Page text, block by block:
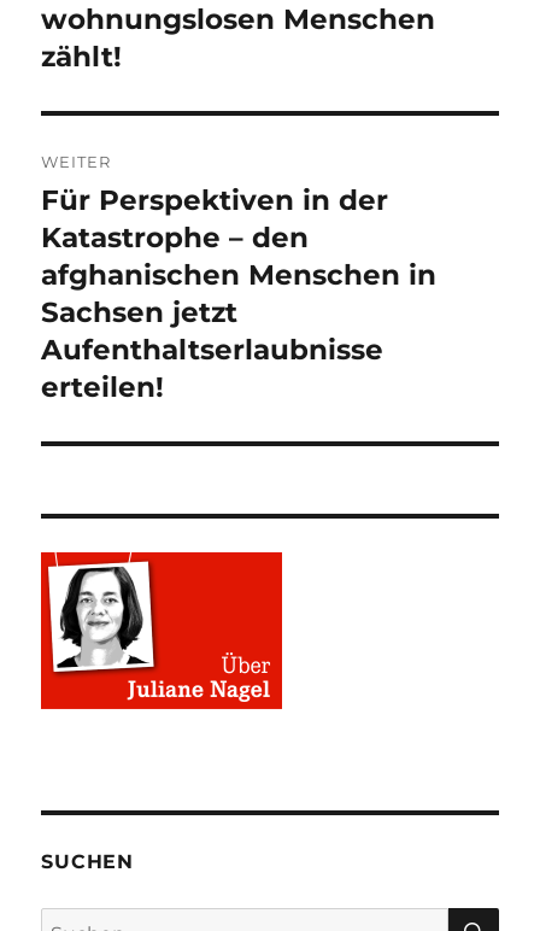
Beitrag:
wohnungslosen Menschen
zählt!
WEITER
Nächster
Beitrag:
Für Perspektiven in der
Katastrophe – den
afghanischen Menschen in
Sachsen jetzt
Aufenthaltserlaubnisse
erteilen!
SUCHEN
Suchen